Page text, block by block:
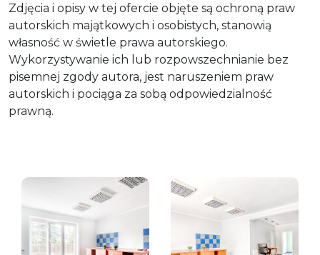
Zdjęcia i opisy w tej ofercie objęte są ochroną praw
autorskich majątkowych i osobistych, stanowią
własność w świetle prawa autorskiego.
Wykorzystywanie ich lub rozpowszechnianie bez
pisemnej zgody autora, jest naruszeniem praw
autorskich i pociąga za sobą odpowiedzialność
prawną.